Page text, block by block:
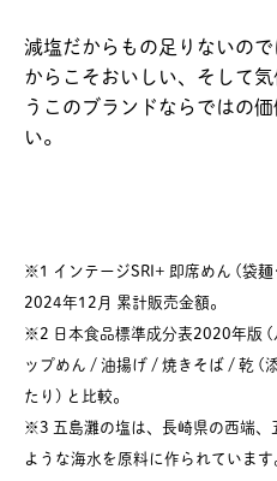
減塩だからもの足りないの
からこそおいしい、そして
うこのブランドならではの
い。
※1 インテージSRI+ 即席めん (袋
2024年12月 累計販売金額。
※2 日本食品標準成分表2020年版 (
ップめん / 油揚げ / 焼きそば / 乾 (
たり) と比較。
※3 五島灘の塩は、長崎県の西端、
ような海水を原料に作られていま